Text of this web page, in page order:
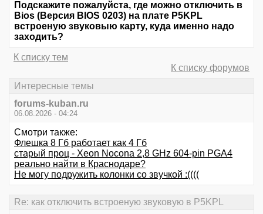
Подскажите пожалуйста, где можно отключить в
Bios (Версия BIOS 0203) на плате P5KPL
встроеную звуковыю карту, куда именно надо
заходить?
К списку тем
К списку форумов
Интересные темы
forums-kuban.ru
06.08.2026 - 04:24
Смотри также:
Флешка 8 Гб работает как 4 Гб
старый проц - Xeon Nocona 2,8 GHz 604-pin PGA4
реально найти в Краснодаре?
Не могу подружить колонки со звучкой :((((
Re: как отключить встроеную звуковую в P5KPL